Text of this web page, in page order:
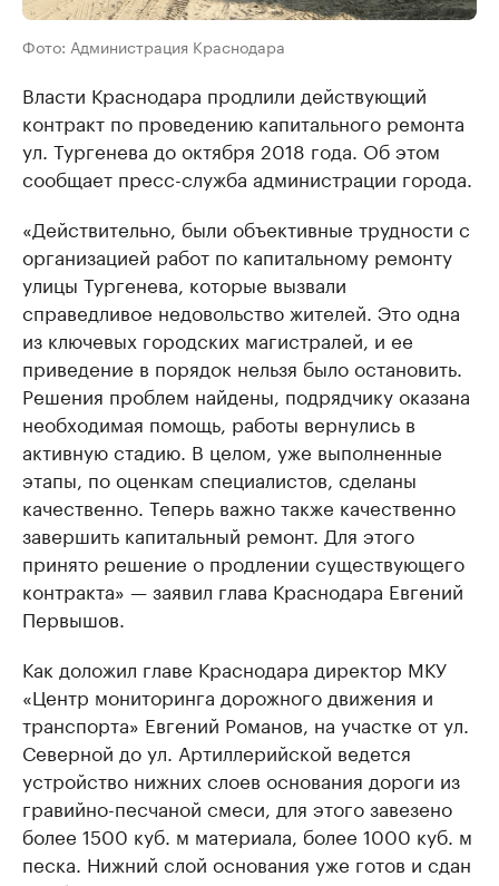
Фото: Администрация Краснодара
Власти Краснодара продлили действующий
контракт по проведению капитального ремонта
ул. Тургенева до октября 2018 года. Об этом
сообщает пресс-служба администрации города.
«Действительно, были объективные трудности с
организацией работ по капитальному ремонту
улицы Тургенева, которые вызвали
справедливое недовольство жителей. Это одна
из ключевых городских магистралей, и ее
приведение в порядок нельзя было остановить.
Решения проблем найдены, подрядчику оказана
необходимая помощь, работы вернулись в
активную стадию. В целом, уже выполненные
этапы, по оценкам специалистов, сделаны
качественно. Теперь важно также качественно
завершить капитальный ремонт. Для этого
принято решение о продлении существующего
контракта» — заявил глава Краснодара Евгений
Первышов.
Как доложил главе Краснодара директор МКУ
«Центр мониторинга дорожного движения и
транспорта» Евгений Романов, на участке от ул.
Северной до ул. Артиллерийской ведется
устройство нижних слоев основания дороги из
гравийно-песчаной смеси, для этого завезено
более 1500 куб. м материала, более 1000 куб. м
песка. Нижний слой основания уже готов и сдан